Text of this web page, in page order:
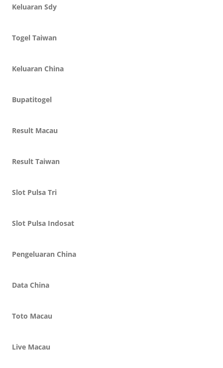
Keluaran Sdy
Togel Taiwan
Keluaran China
Bupatitogel
Result Macau
Result Taiwan
Slot Pulsa Tri
Slot Pulsa Indosat
Pengeluaran China
Data China
Toto Macau
Live Macau